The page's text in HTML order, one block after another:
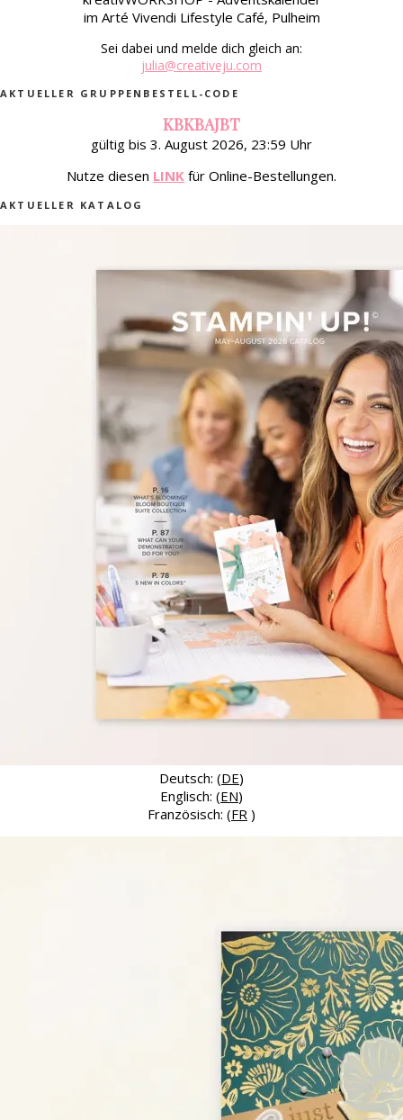
im Arté Vivendi Lifestyle Café, Pulheim
Sei dabei und melde dich gleich an:
julia@creativeju.com
AKTUELLER GRUPPENBESTELL-CODE
KBKBAJBT
gültig bis 3. August 2026, 23:59 Uhr
Nutze diesen LINK für Online-Bestellungen.
AKTUELLER KATALOG
Deutsch: (DE)
Englisch: (EN)
Französisch: (FR )